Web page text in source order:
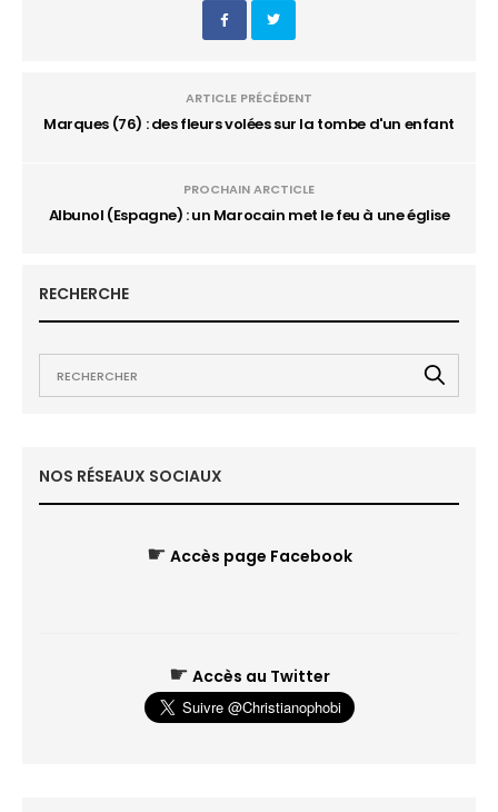
ARTICLE PRÉCÉDENT
Marques (76) : des fleurs volées sur la tombe d'un enfant
PROCHAIN ARCTICLE
Albunol (Espagne) : un Marocain met le feu à une église
RECHERCHE
NOS RÉSEAUX SOCIAUX
☛ Accès page Facebook
☛ Accès au Twitter